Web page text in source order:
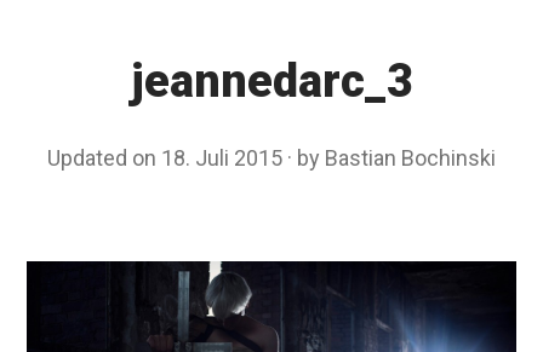
jeannedarc_3
Updated on 18. Juli 2015 1
2
by Bastian Bochinski